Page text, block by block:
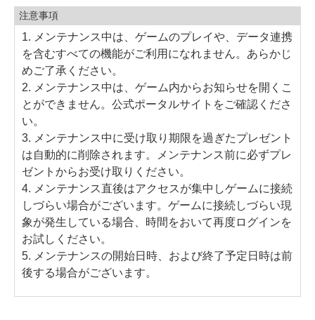
注意事項
1. メンテナンス中は、ゲームのプレイや、データ連携
を含むすべての機能がご利用になれません。あらかじ
めご了承ください。
2. メンテナンス中は、ゲーム内からお知らせを開くこ
とができません。公式ポータルサイトをご確認くださ
い。
3. メンテナンス中に受け取り期限を過ぎたプレゼント
は自動的に削除されます。メンテナンス前に必ずプレ
ゼントからお受け取りください。
4. メンテナンス直後はアクセスが集中しゲームに接続
しづらい場合がございます。ゲームに接続しづらい現
象が発生している場合、時間をおいて再度ログインを
お試しください。
5. メンテナンスの開始日時、および終了予定日時は前
後する場合がございます。